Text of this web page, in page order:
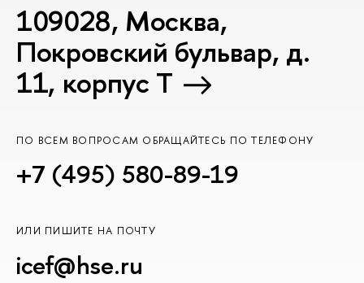
109028, Москва,
Покровский бульвар, д.
11, корпус T
ПО ВСЕМ ВОПРОСАМ ОБРАЩАЙТЕСЬ ПО ТЕЛЕФОНУ
+7 (495) 580-89-19
ИЛИ ПИШИТЕ НА ПОЧТУ
icef@hse.ru